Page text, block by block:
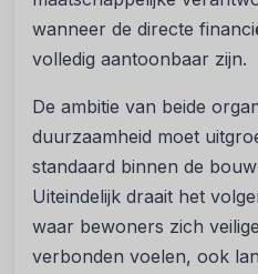
wanneer de directe
volledig aantoonbaar zijn.
De ambitie van beide
duurzaamheid moet
standaard binnen de
Uiteindelijk draait het
waar bewoners zich
verbonden voelen, ook